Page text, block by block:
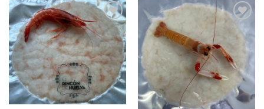
Añadir a
favoritos
Añadir a
favoritos